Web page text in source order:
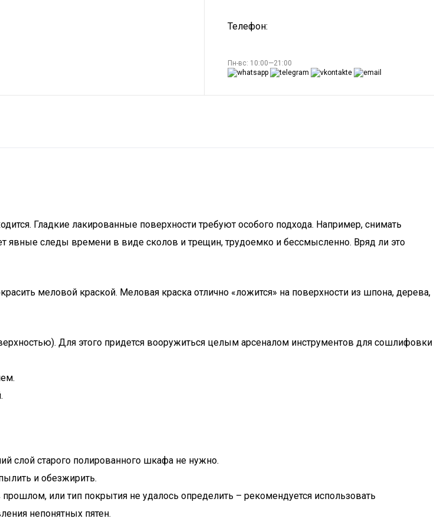
Телефон:
Пн-вс: 10:00—21:00
Гладкие лакированные поверхности требуют особого подхода. Например, снимать
явные следы времени в виде сколов и трещин, трудоемко и бессмысленно. Вряд ли это
меловой краской. Меловая краска отлично «ложится» на поверхности из шпона, дерева,
Для этого придется вооружиться целым арсеналом инструментов для сошлифовки
слой старого полированного шкафа не нужно.
и обезжирить.
или тип покрытия не удалось определить – рекомендуется использовать
непонятных пятен.